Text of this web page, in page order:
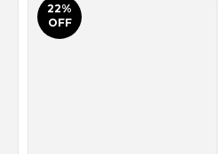
22%
OFF